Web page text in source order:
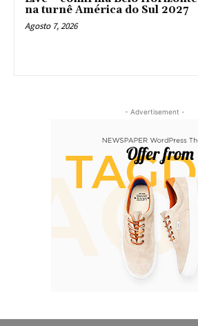
na turnê América do Sul 2027
Agosto 7, 2026
- Advertisement -